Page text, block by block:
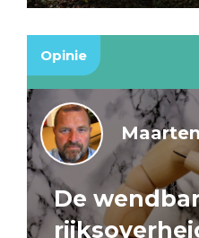
Opinie
De